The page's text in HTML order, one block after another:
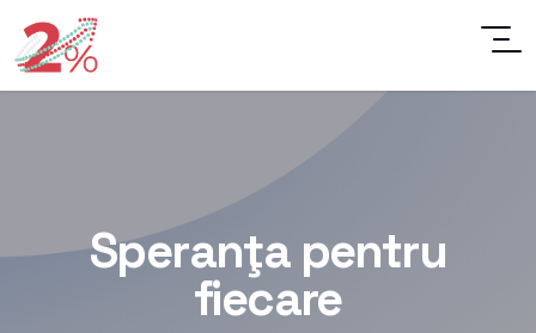
Speranţa pentru
fiecare